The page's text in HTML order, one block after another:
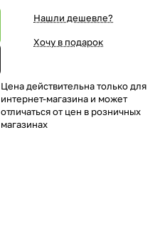
Нашли дешевле?
Хочу в подарок
Цена действительна только для
интернет-магазина и может
отличаться от цен в розничных
магазинах